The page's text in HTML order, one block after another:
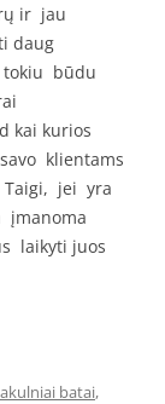
ir jau
daug
tokiu būdu
kai kurios
klientams
jei yra
įmanoma
laikyti juos
batai,